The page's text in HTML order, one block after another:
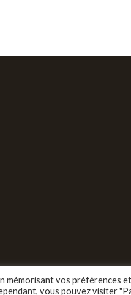
mémorisant vos préférences
vous pouvez visiter